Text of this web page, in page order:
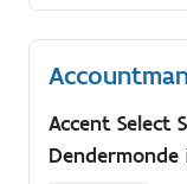
Accent Select
Dendermonde